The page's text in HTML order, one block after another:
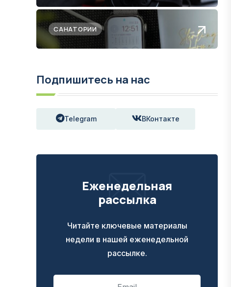
САНАТОРИИ
Подпишитесь на нас
Telegram ВКонтакте
Еженедельная
рассылка
Читайте ключевые материалы
недели в нашей еженедельной
рассылке.